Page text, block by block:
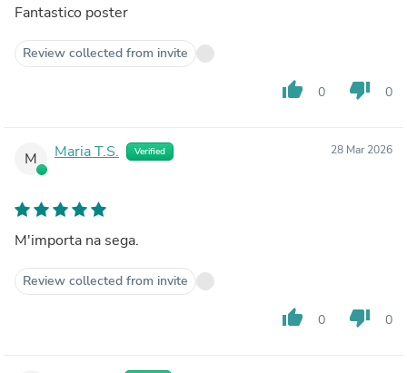
Fantastico poster
Review collected from invite
thumb_up 0 thumb_down 0
M Maria T.S. Verified 28 Mar 2026
M'importa na sega.
Review collected from invite
thumb_up 0 thumb_down 0